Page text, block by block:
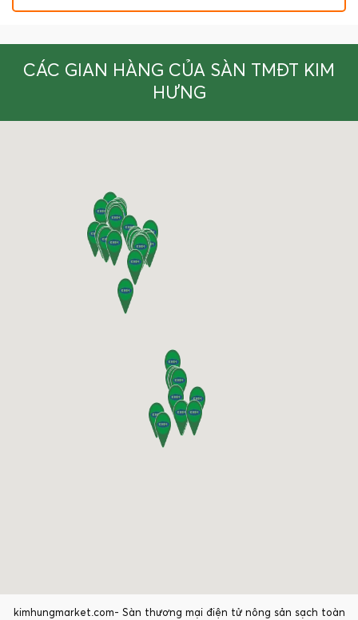
CÁC GIAN HÀNG CỦA SÀN TMĐT KIM
HƯNG
kimhungmarket.com- Sàn thương mại điện tử nông sản sạch toàn